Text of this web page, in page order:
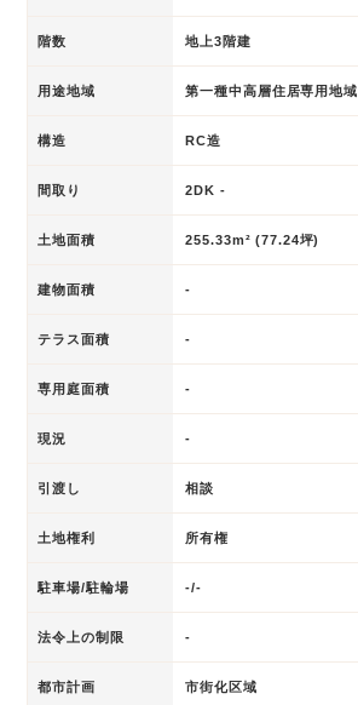
階数 地上3階建
用途地域 第一種中高層住居専用地域
構造 RC造
間取り 2DK -
土地面積 255.33m² (77.24坪)
建物面積 -
テラス面積 -
専用庭面積 -
現況 -
引渡し 相談
土地権利 所有権
駐車場/駐輪場 -/-
法令上の制限 -
都市計画 市街化区域